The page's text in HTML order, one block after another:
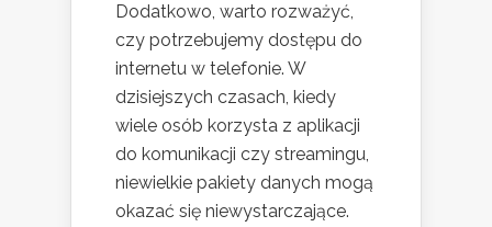
Dodatkowo, warto rozważyć,
czy potrzebujemy dostępu do
internetu w telefonie. W
dzisiejszych czasach, kiedy
wiele osób korzysta z aplikacji
do komunikacji czy streamingu,
niewielkie pakiety danych mogą
okazać się niewystarczające.